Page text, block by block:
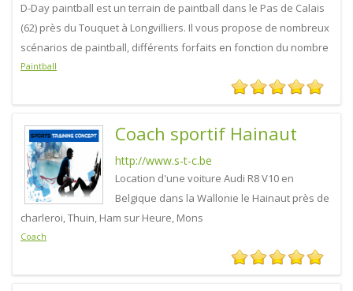
D-Day paintball est un terrain de paintball dans le Pas de Calais
(62) près du Touquet à Longvilliers. Il vous propose de nombreux
scénarios de paintball, différents forfaits en fonction du nombre
Paintball
Coach sportif Hainaut
http://www.s-t-c.be
Location d'une voiture Audi R8 V10 en
Belgique dans la Wallonie le Hainaut près de
charleroi, Thuin, Ham sur Heure, Mons
Coach